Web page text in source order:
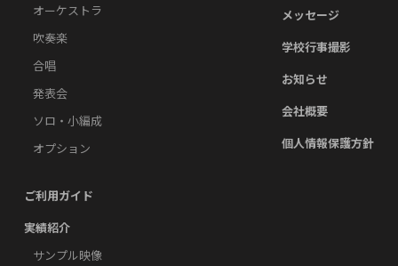
オーケストラ
吹奏楽
合唱
発表会
ソロ・小編成
オプション
メッセージ
学校行事撮影
お知らせ
会社概要
個人情報保護方針
ご利用ガイド
実績紹介
サンプル映像